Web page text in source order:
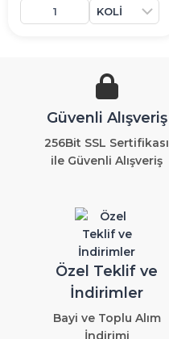
Güvenli Alışveriş
256Bit SSL Sertifikası
ile Güvenli Alışveriş
Özel Teklif ve
İndirimler
Bayi ve Toplu Alım
İndirimi